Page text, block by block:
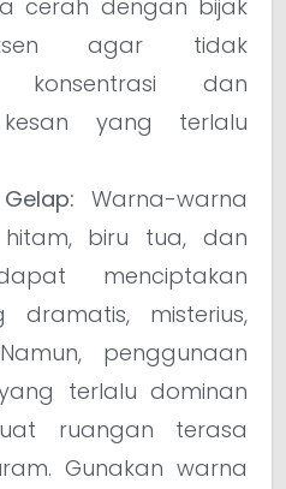
cerah dengan bijak
agar tidak
konsentrasi dan
kesan yang terlalu
Warna-warna
biru tua, dan
menciptakan
dramatis, misterius,
penggunaan
terlalu dominan
ruangan terasa
Gunakan warna